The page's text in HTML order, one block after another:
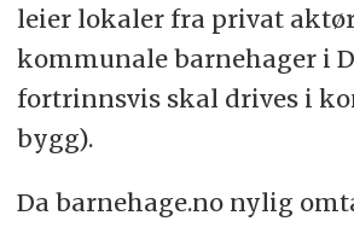
leier lokaler fra privat
kommunale barnehager i
fortrinnsvis skal drives i
bygg).
Da barnehage.no nylig